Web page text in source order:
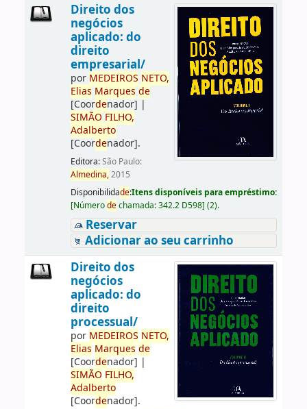
Direito dos
negócios
aplicado: do
direito
empresarial/
por MEDEIROS NETO,
Elias Marques de
[Coordenador] |
SIMÃO FILHO,
Adalberto
[Coordenador].
Editora:São Paulo:
Almedina,2015
Disponibilidade:Itens disponíveis para empréstimo:
[Númerodechamada:342.2 D598] (2).
Reservar
Adicionar ao seu carrinho
Direito dos
negócios
aplicado: do
direito
processual/
por MEDEIROS NETO,
Elias Marques de
[Coordenador] |
SIMÃO FILHO,
Adalberto
[Coordenador].